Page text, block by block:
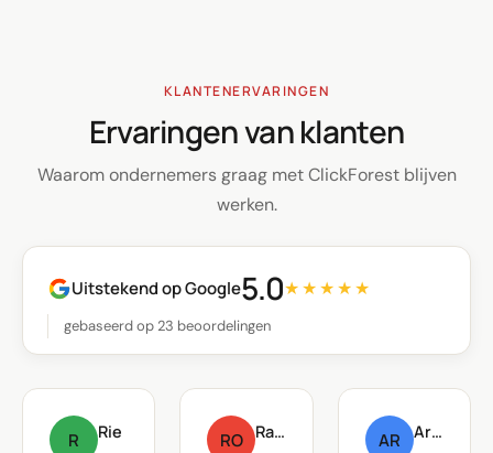
KLANTENERVARINGEN
Ervaringen van klanten
Waarom ondernemers graag met ClickForest blijven
werken.
Uitstekend op Google5.0★★★★★
gebaseerd op 23 beoordelingen
R Rie RO Raf Oste AR Arnout Raskin